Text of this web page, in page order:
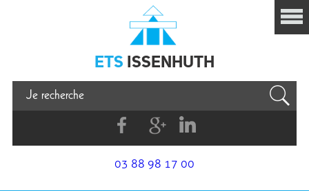
Issenhuth
ETS ISSENHUTH
FacebookG+
Linkedin
03 88 98 17 00